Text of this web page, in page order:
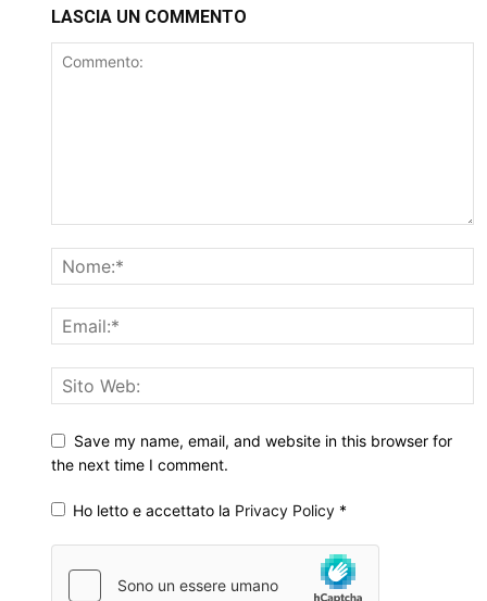
LASCIA UN COMMENTO
Save my name, email, and website in this browser for
the next time I comment.
Ho letto e accettato la Privacy Policy *